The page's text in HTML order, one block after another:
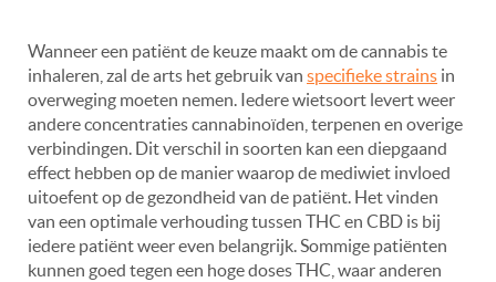
Wanneer een patiënt de keuze maakt om de cannabis te
inhaleren, zal de arts het gebruik van specifieke strains in
overweging moeten nemen. Iedere wietsoort levert weer
andere concentraties cannabinoïden, terpenen en overige
verbindingen. Dit verschil in soorten kan een diepgaand
effect hebben op de manier waarop de mediwiet invloed
uitoefent op de gezondheid van de patiënt. Het vinden
van een optimale verhouding tussen THC en CBD is bij
iedere patiënt weer even belangrijk. Sommige patiënten
kunnen goed tegen een hoge doses THC, waar anderen